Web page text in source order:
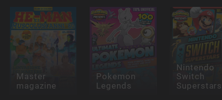
Master
magazine
Pokemon
Legends
Nintendo
Switch
Superstars